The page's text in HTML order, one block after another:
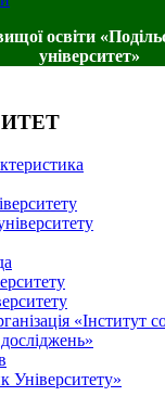
освіти
університет»
«Інститут
Університету»